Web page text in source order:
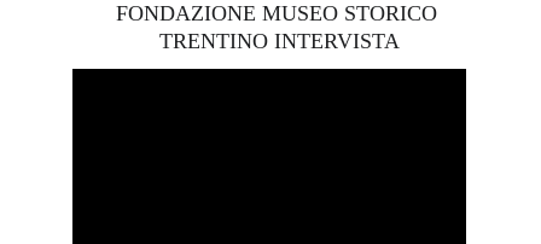
FONDAZIONE MUSEO STORICO
TRENTINO INTERVISTA